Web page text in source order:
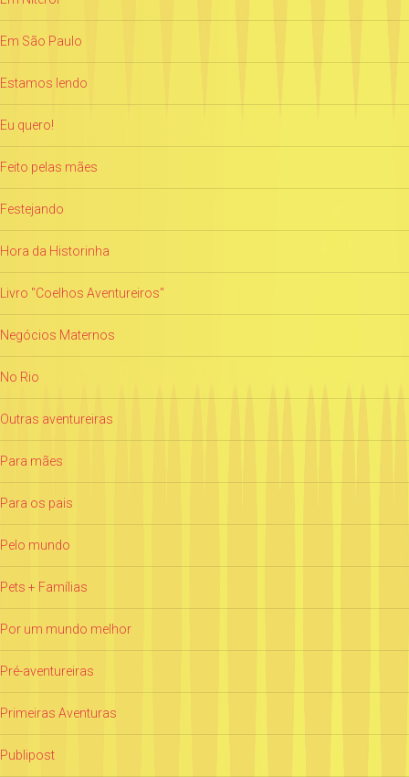
Em São Paulo
Estamos lendo
Eu quero!
Feito pelas mães
Festejando
Hora da Historinha
Livro "Coelhos Aventureiros"
Negócios Maternos
No Rio
Outras aventureiras
Para mães
Para os pais
Pelo mundo
Pets + Famílias
Por um mundo melhor
Pré-aventureiras
Primeiras Aventuras
Publipost